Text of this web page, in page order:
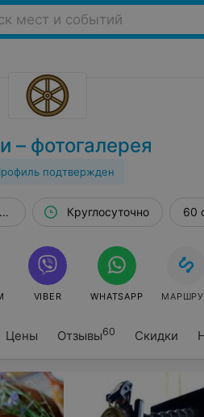
мест и событий
– фотогалерея
подтвержден
Цены Отзывы60 Скидки
н д. ВерагиКруглосуточно 60
VIBER WHATSAPP